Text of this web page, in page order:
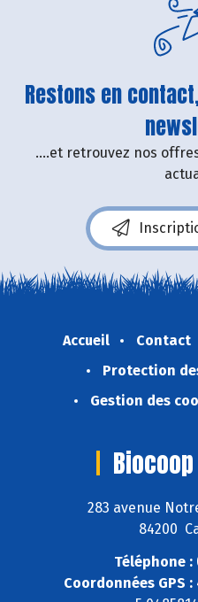
Restons en
....et retrouvez nos
Accueil Contact
Protection
Gestion des
283 avenue
84200
Téléphone :
Coordonnées GPS :